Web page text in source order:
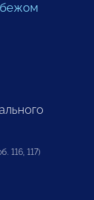
116, 117)